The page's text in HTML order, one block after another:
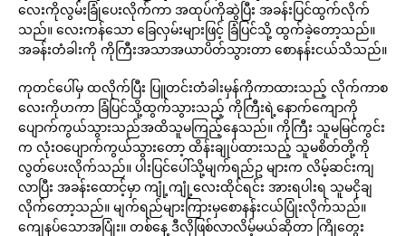
လေးကိုလွမ်းခြုံပေးလိုက်ကာ အထုပ်ကိုဆွဲပြီး အခန်းပြင်ထွက်လိုက်
သည်။ လေးကန်သော ခြေလှမ်းများဖြင့် ခြံပြင်သို့ ထွက်ခဲ့တော့သည်။
အခန်းတံခါးကို ကိုကြီးအသာအယာပိတ်သွားတာ စောနန်းငယ်သိသည်။
ကုတင်ပေါ်မှ ထလိုက်ပြီး ပြူတင်းတံခါးမှန်ကိုကာထားသည့် လိုက်ကာစ
လေးကိုဟကာ ခြံပြင်သို့ထွက်သွားသည့် ကိုကြီးရဲ့နောက်ကျောကို
ပျောက်ကွယ်သွားသည်အထိသူမကြည့်နေသည်။ ကိုကြီး သူမမြင်ကွင်း
က လုံးဝပျောက်ကွယ်သွားတော့ ထိန်းချုပ်ထားသည့် သူမစိတ်တို့ကို
လွတ်ပေးလိုက်သည်။ ပါးပြင်ပေါ်သို့မျက်ရည်ဥ များက လိမ့်ဆင်းကျ
လာပြီး အခန်းထောင့်မှာ ကျုံ့ကျုံ့လေးထိုင်ရင်း အားရပါးရ သူမငိုချ
လိုက်တော့သည်။ မျက်ရည်များကြားမှစောနန်းငယ်ပြုံးလိုက်သည်။
ကျေနပ်သောအပြုံး။ တစ်နေ့ ဒီလိုဖြစ်လာလိမ့်မယ်ဆိုတာ ကြိုတွေး